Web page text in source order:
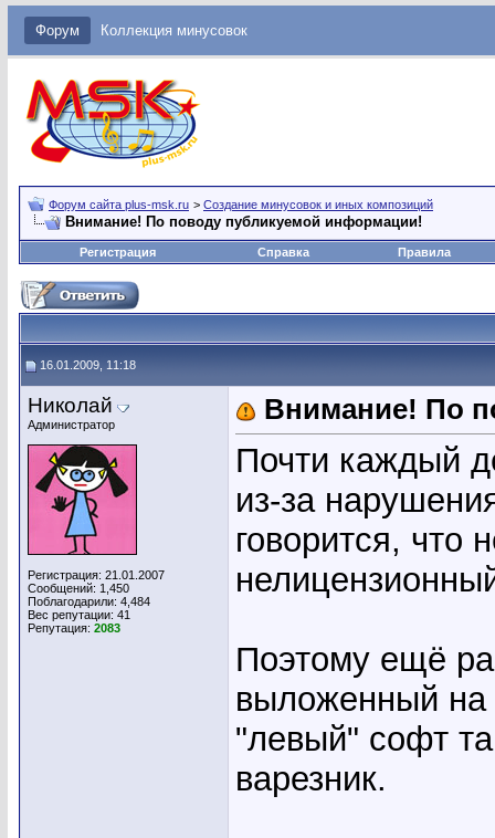
Форум Коллекция минусовок
Форум сайта plus-msk.ru > Создание минусовок и иных композиций
Внимание! По поводу публикуемой информации!
Регистрация Справка Правила
16.01.2009, 11:18
Николай
Администратор
Регистрация: 21.01.2007
Сообщений: 1,450
Поблагодарили: 4,484
Вес репутации: 41
Репутация: 2083
Внимание! По
Почти каждый
из-за
говорится, что
Поэтому ещё
выложенный
"левый" софт
варезник.